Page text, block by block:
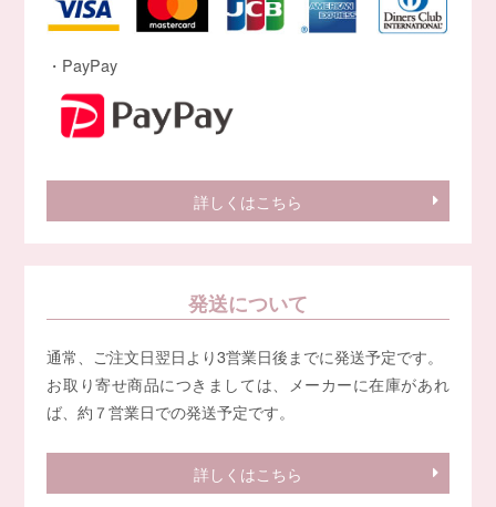
・PayPay
詳しくはこちら
発送について
通常、ご注文日翌日より3営業日後までに発送予定です。
お取り寄せ商品につきましては、メーカーに在庫があれ
ば、約７営業日での発送予定です。
詳しくはこちら